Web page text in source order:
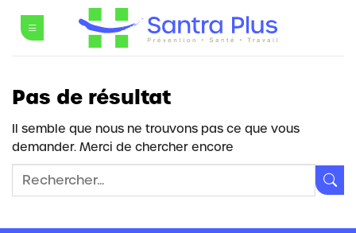
Pas de résultat
Il semble que nous ne trouvons pas ce que vous
demander. Merci de chercher encore